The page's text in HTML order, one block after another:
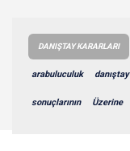
DANIŞTAY KARARLARI
arabuluculuk danıştay
sonuçlarının Üzerine